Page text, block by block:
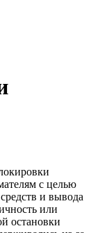
с целью
и вывода
или
остановки